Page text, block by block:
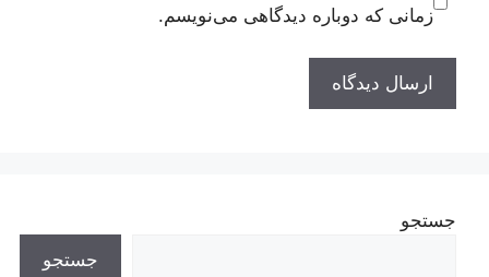
زمانی که دوباره دیدگاهی می‌نویسم.
جستجو
جستجو